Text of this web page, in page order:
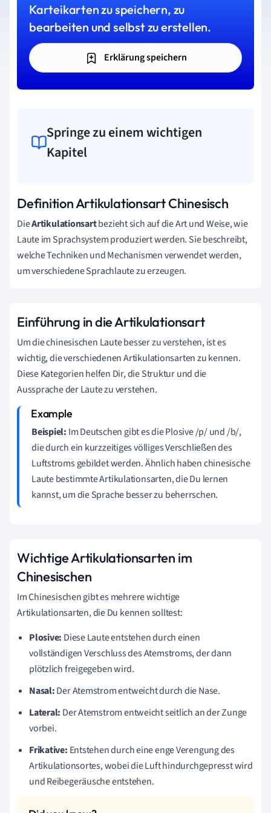
Karteikarten zu speichern, zu
bearbeiten und selbst zu erstellen.
Erklärung speichern
Springe zu einem wichtigen
Kapitel
Definition Artikulationsart Chinesisch
DieArtikulationsartbezieht sich auf die Art und Weise, wie
Laute im Sprachsystem produziert werden. Sie beschreibt,
welche Techniken und Mechanismen verwendet werden,
um verschiedene Sprachlaute zu erzeugen.
Einführung in die Artikulationsart
Um die chinesischen Laute besser zu verstehen, ist es
wichtig, die verschiedenen Artikulationsarten zu kennen.
Diese Kategorien helfen Dir, die Struktur und die
Aussprache der Laute zu verstehen.
Beispiel: Im Deutschen gibt es die Plosive /p/ und /b/,
die durch ein kurzzeitiges völliges Verschließen des
Luftstroms gebildet werden. Ähnlich haben chinesische
Laute bestimmte Artikulationsarten, die Du lernen
kannst, um die Sprache besser zu beherrschen.
Wichtige Artikulationsarten im
Chinesischen
Im Chinesischen gibt es mehrere wichtige
Artikulationsarten, die Du kennen solltest:
Plosive: Diese Laute entstehen durch einen
vollständigen Verschluss des Atemstroms, der dann
plötzlich freigegeben wird.
Nasal:Der Atemstrom entweicht durch die Nase.
Lateral: Der Atemstrom entweicht seitlich an der Zunge
vorbei.
Frikative: Entstehen durch eine enge Verengung des
Artikulationsortes, wobei die Luft hindurchgepresst wird
und Reibegeräusche entstehen.